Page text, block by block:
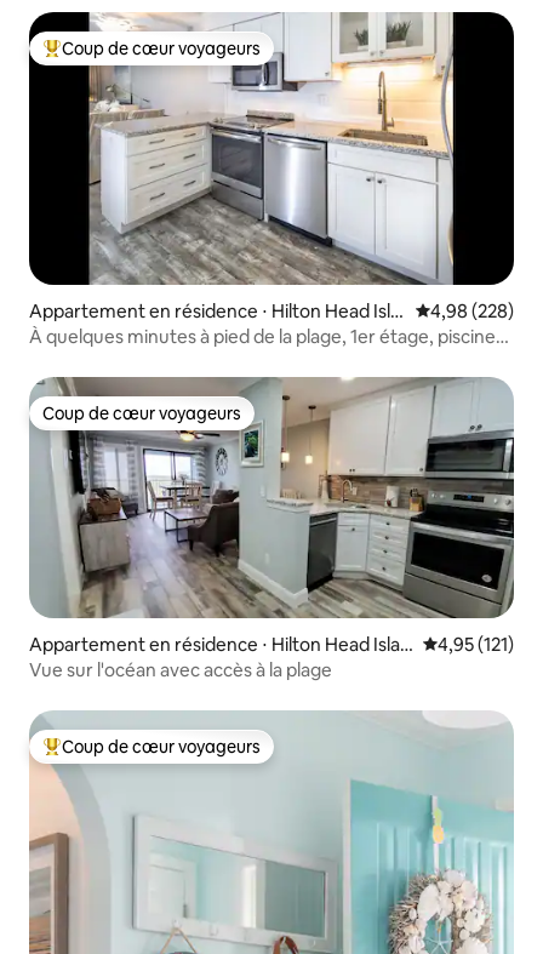
Coups de cœur voyageurs les plus appréciés
Coup de cœur voyageurs
Appartement en résidence ⋅ Hilton Head Isla
nd
Évaluation
4,98 (228)
À quelques minutes à pied de la plage, 1er étage, piscines,
Coup de cœur voyageurs
Coup de cœur voyageurs
Appartement en résidence ⋅ Hilton Head Islan
d
Évaluation
4,95 (121)
Vue sur l'océan avec accès à la plage
Coups de cœur voyageurs les plus appréciés
Coup de cœur voyageurs